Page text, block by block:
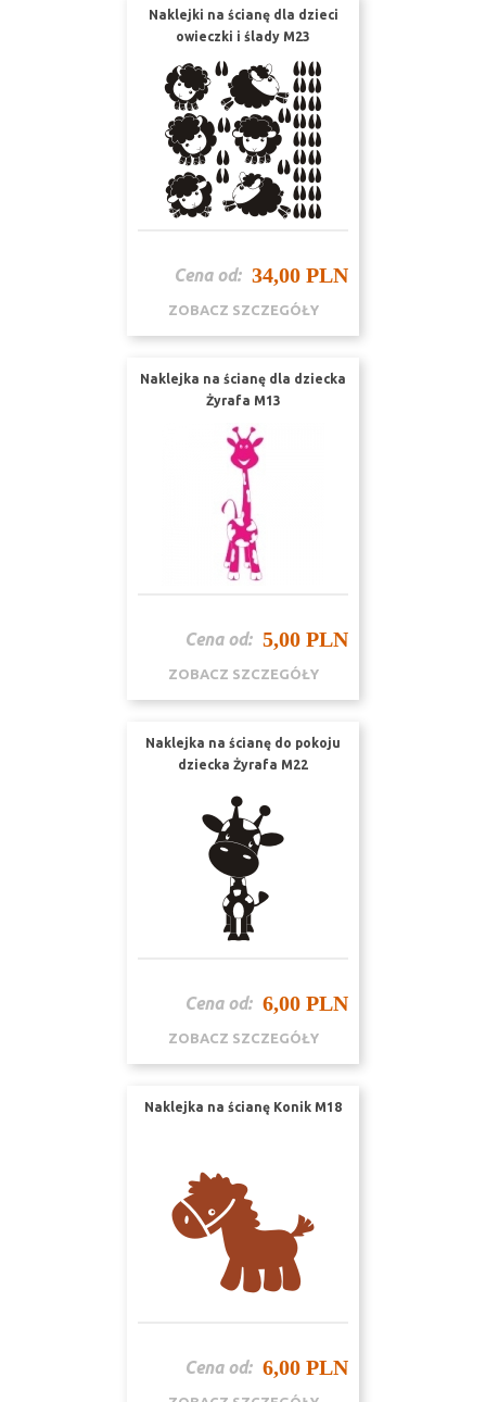
Naklejki na ścianę dla dzieci
owieczki i ślady M23
Cena od: 34,00 PLN
ZOBACZ SZCZEGÓŁY
Naklejka na ścianę dla dziecka
Żyrafa M13
Cena od: 5,00 PLN
ZOBACZ SZCZEGÓŁY
Naklejka na ścianę do pokoju
dziecka Żyrafa M22
Cena od: 6,00 PLN
ZOBACZ SZCZEGÓŁY
Naklejka na ścianę Konik M18
Cena od: 6,00 PLN